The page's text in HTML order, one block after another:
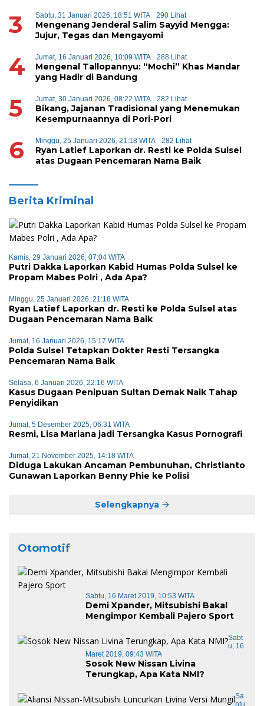
3 Sabtu, 31 Januari 2026, 18:51 WITA 290 Lihat
Mengenang Jenderal Salim Sayyid Mengga:
Jujur, Tegas dan Mengayomi
4 Jumat, 16 Januari 2026, 10:09 WITA 288 Lihat
Mengenal Tallopannyu: “Mochi” Khas Mandar
yang Hadir di Bandung
5 Jumat, 30 Januari 2026, 08:22 WITA 282 Lihat
Bikang, Jajanan Tradisional yang Menemukan
Kesempurnaannya di Pori-Pori
6 Minggu, 25 Januari 2026, 21:18 WITA 282 Lihat
Ryan Latief Laporkan dr. Resti ke Polda Sulsel
atas Dugaan Pencemaran Nama Baik
Berita Kriminal
Kamis, 29 Januari 2026, 07:04 WITA
Putri Dakka Laporkan Kabid Humas Polda Sulsel ke
Propam Mabes Polri , Ada Apa?
Minggu, 25 Januari 2026, 21:18 WITA
Ryan Latief Laporkan dr. Resti ke Polda Sulsel atas
Dugaan Pencemaran Nama Baik
Jumat, 16 Januari 2026, 15:17 WITA
Polda Sulsel Tetapkan Dokter Resti Tersangka
Pencemaran Nama Baik
Selasa, 6 Januari 2026, 22:16 WITA
Kasus Dugaan Penipuan Sultan Demak Naik Tahap
Penyidikan
Jumat, 5 Desember 2025, 06:31 WITA
Resmi, Lisa Mariana jadi Tersangka Kasus Pornografi
Jumat, 21 November 2025, 14:18 WITA
Diduga Lakukan Ancaman Pembunuhan, Christianto
Gunawan Laporkan Benny Phie ke Polisi
Selengkapnya
Otomotif
Sabtu, 16 Maret 2019, 10:53 WITA
Demi Xpander, Mitsubishi Bakal
Mengimpor Kembali Pajero Sport
Sabt
U, 16
Maret 2019, 09:43 WITA
Sosok New Nissan Livina
Terungkap, Apa Kata NMI?
Sa